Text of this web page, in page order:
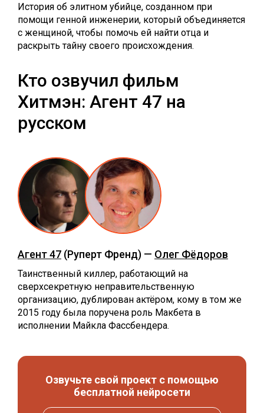
История об элитном убийце, созданном при
помощи генной инженерии, который объединяется
с женщиной, чтобы помочь ей найти отца и
раскрыть тайну своего происхождения.
Кто озвучил фильм
Хитмэн: Агент 47 на
русском
Агент 47 (Руперт Френд) — Олег Фёдоров
Таинственный киллер, работающий на
сверхсекретную неправительственную
организацию, дублирован актёром, кому в том же
2015 году была поручена роль Макбета в
исполнении Майкла Фассбендера.
Озвучьте свой проект с помощью
бесплатной нейросети